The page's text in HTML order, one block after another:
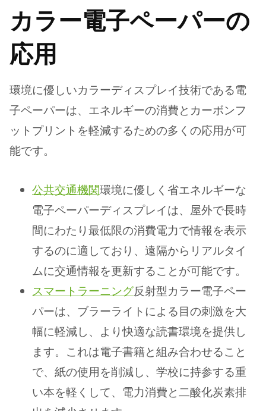
カラー電子ペーパーの
応用
環境に優しいカラーディスプレイ技術である電
子ペーパーは、エネルギーの消費とカーボンフ
ットプリントを軽減するための多くの応用が可
能です。
公共交通機関環境に優しく省エネルギーな
電子ペーパーディスプレイは、屋外で長時
間にわたり最低限の消費電力で情報を表示
するのに適しており、遠隔からリアルタイ
ムに交通情報を更新することが可能です。
スマートラーニング反射型カラー電子ペー
パーは、ブラーライトによる目の刺激を大
幅に軽減し、より快適な読書環境を提供し
ます。これは電子書籍と組み合わせること
で、紙の使用を削減し、学校に持参する重
い本を軽くして、電力消費と二酸化炭素排